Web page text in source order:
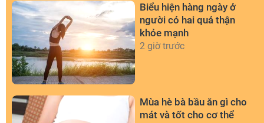
Biểu hiện hàng ngày ở
người có hai quả thận
khỏe mạnh
2 giờ trước
Mùa hè bà bầu ăn gì cho
mát và tốt cho cơ thể